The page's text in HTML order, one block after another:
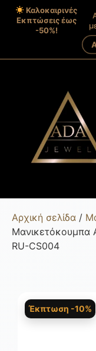
Καλοκαιρινές
Εκπτώσεις έως
-50%!
Αρχική σελίδα /
Μανικετόκουμπα
RU-CS004
Έκπτωση -10%